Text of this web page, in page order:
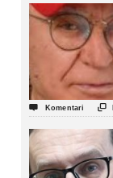
 Komentari 